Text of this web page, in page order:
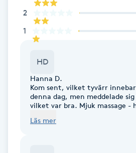
Fet hårbotten
Fibromassage
2
1
HD
Hanna D.
Kom sent, vilket tyvärr
denna dag, men meddelade
vilket var bra. Mjuk massage -
Läs mer